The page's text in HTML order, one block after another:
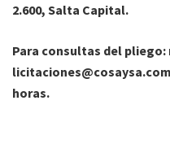
2.600, Salta Capital.
Para consultas del pliego:
horas.